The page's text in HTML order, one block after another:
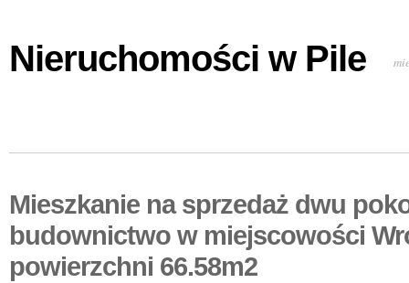
Nieruchomości w Pile
Mieszkanie na sprzedaż dwu
budownictwo w miejscowości
powierzchni 66.58m2